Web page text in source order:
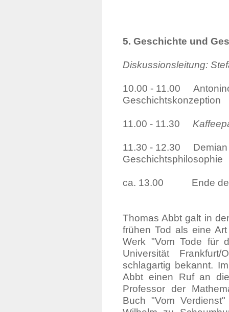
5. Geschichte und
Diskussionsleitung:
10.00 - 11.00
Geschichtskonzeption
11.00 - 11.30
11.30 - 12.30 Demian
Geschichtsphilosophie
ca. 13.00 Ende der
Thomas Abbt galt in
frühen Tod als eine
Werk "Vom Tode für
Universität
schlagartig bekannt.
Abbt einen Ruf an
Professor der
Buch "Vom